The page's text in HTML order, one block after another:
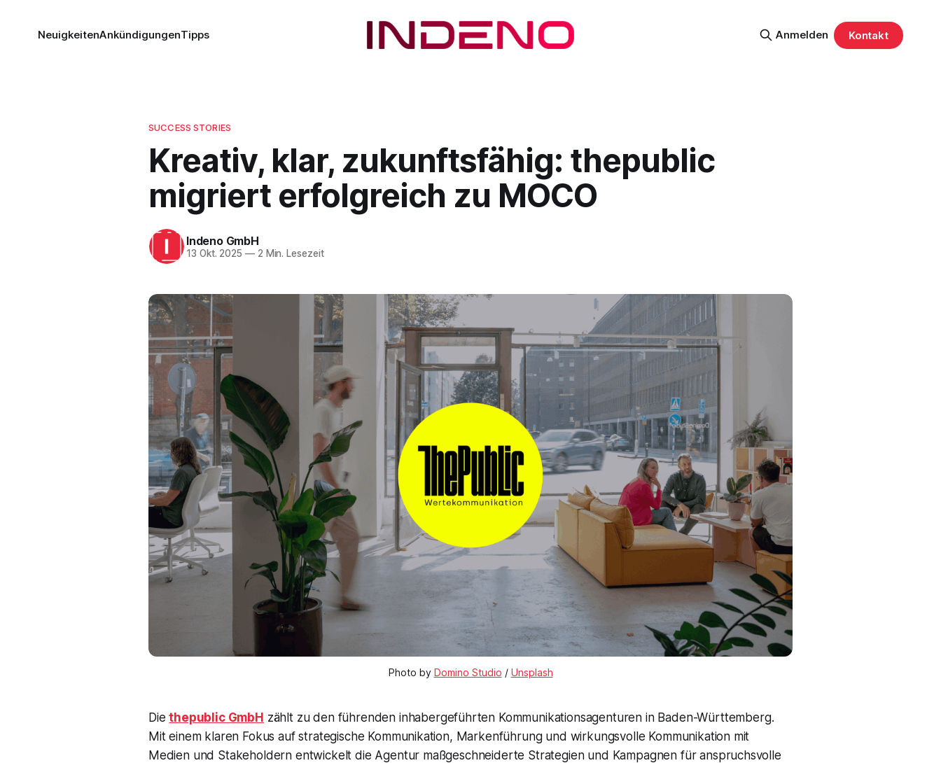
NeuigkeitenAnkündigungenTipps Anmelden Kontakt
SUCCESS STORIES
Kreativ, klar, zukunftsfähig: thepublic
migriert erfolgreich zu MOCO
Indeno GmbH
13 Okt. 2025 —2 Min. Lesezeit
Photo by Domino Studio / Unsplash
Diethepublic GmbH zählt zu den führenden inhabergeführten Kommunikationsagenturen in Baden-Württemberg.
Mit einem klaren Fokus auf strategische Kommunikation, Markenführung und wirkungsvolle Kommunikation mit
Medien und Stakeholdern entwickelt die Agentur maßgeschneiderte Strategien und Kampagnen für anspruchsvolle